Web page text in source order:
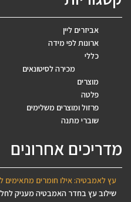
אביזרים ליין
ארונות לפי מידה
כללי
מכירה לסיטונאים
מוצרים
פלטה
פרזול ומוצרים משלימים
שוברי מתנה
מדריכים אחרונים
עץ לאמבטיה: אילו חומרים מתאימים
שילוב עץ בחדר האמבטיה מעניק